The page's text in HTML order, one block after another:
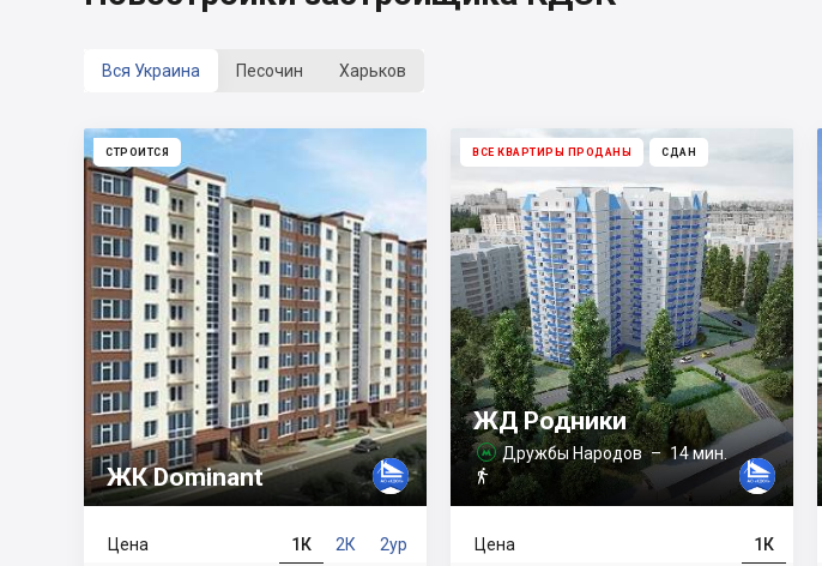
Вся Украина Песочин Харьков
СТРОИТСЯ
ЖК Dominant
1К 2К 2ур
Цена
ВСЕ КВАРТИРЫ ПРОДАНЫ СДАН
ЖД Родники
 Дружбы Народов– 14 мин.

1К
Цена